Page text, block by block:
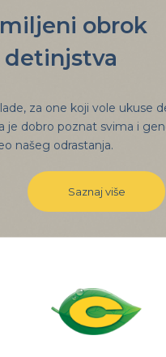
obrok
detinjstva
za one koji vole ukuse
je dobro poznat svima i
našeg odrastanja.
Saznaj više